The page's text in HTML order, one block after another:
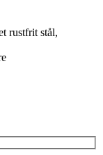
rustfrit stål,